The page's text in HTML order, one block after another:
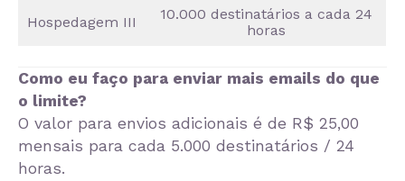
Hospedagem III
10.000 destinatários a cada 24
horas
Como eu faço para enviar mais emails do que
o limite?
O valor para envios adicionais é de R$ 25,00
mensais para cada 5.000 destinatários / 24
horas.